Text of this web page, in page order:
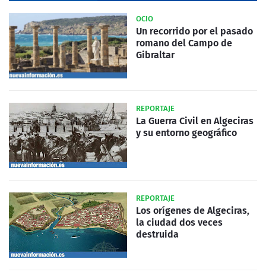
OCIO
Un recorrido por el pasado
romano del Campo de
Gibraltar
REPORTAJE
La Guerra Civil en Algeciras
y su entorno geográfico
REPORTAJE
Los orígenes de Algeciras,
la ciudad dos veces
destruida